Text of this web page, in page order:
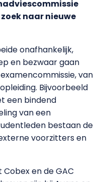
naar nieuwe
onafhankelijk,
en bezwaar gaan
van
Bijvoorbeeld
een bindend
van een
bestaan de
voorzitters en
en de GAC